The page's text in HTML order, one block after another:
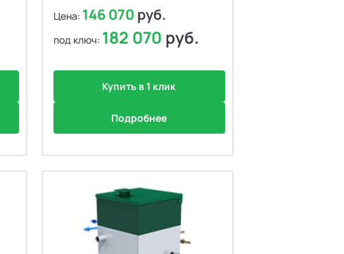
Цена: 146 070 руб.
под ключ: 182 070 руб.
Купить в 1 клик
Подробнее